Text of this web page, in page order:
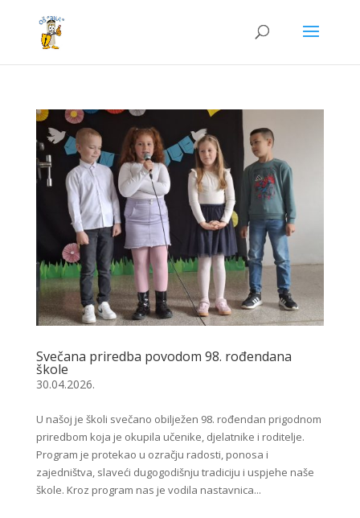
Svečana priredba povodom 98. rođendana
škole
30.04.2026.
U našoj je školi svečano obilježen 98. rođendan prigodnom
priredbom koja je okupila učenike, djelatnike i roditelje.
Program je protekao u ozračju radosti, ponosa i
zajedništva, slaveći dugogodišnju tradiciju i uspjehe naše
škole. Kroz program nas je vodila nastavnica...